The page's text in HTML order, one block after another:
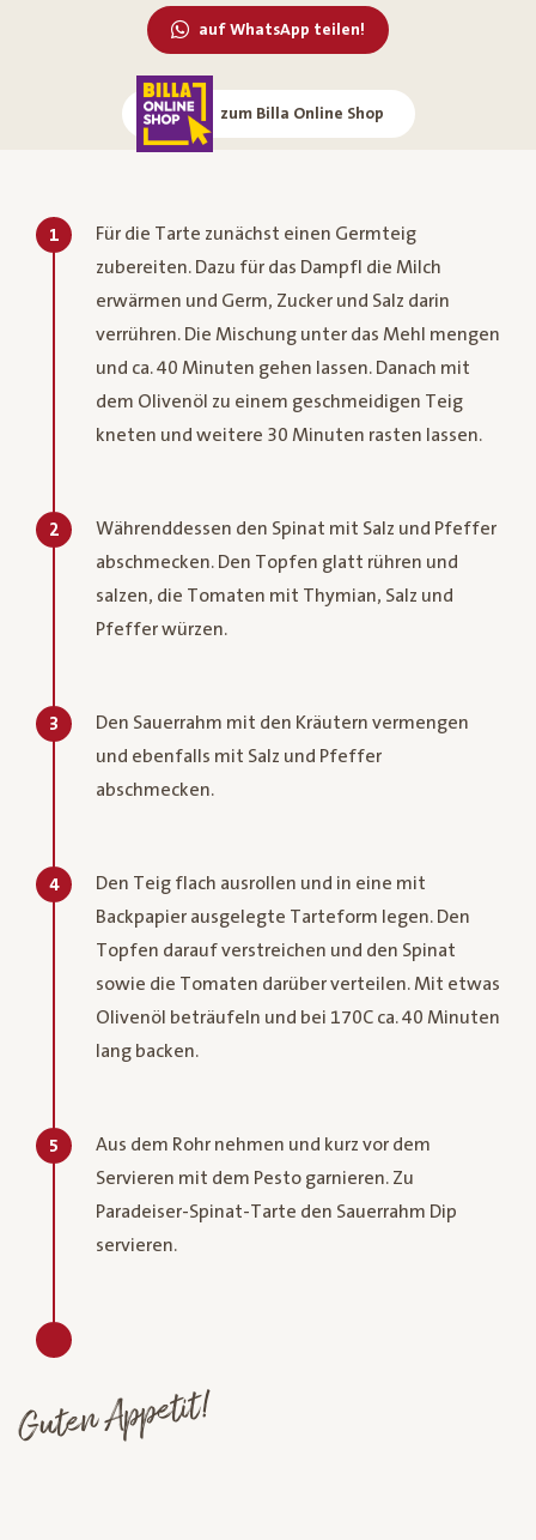
auf WhatsApp teilen!
zum Billa Online Shop
1
Für die Tarte zunächst einen Germteig
zubereiten. Dazu für das Dampfl die Milch
erwärmen und Germ, Zucker und Salz darin
verrühren. Die Mischung unter das Mehl mengen
und ca. 40 Minuten gehen lassen. Danach mit
dem Olivenöl zu einem geschmeidigen Teig
kneten und weitere 30 Minuten rasten lassen.
2
Währenddessen den Spinat mit Salz und Pfeffer
abschmecken. Den Topfen glatt rühren und
salzen, die Tomaten mit Thymian, Salz und
Pfeffer würzen.
3
Den Sauerrahm mit den Kräutern vermengen
und ebenfalls mit Salz und Pfeffer
abschmecken.
4
Den Teig flach ausrollen und in eine mit
Backpapier ausgelegte Tarteform legen. Den
Topfen darauf verstreichen und den Spinat
sowie die Tomaten darüber verteilen. Mit etwas
Olivenöl beträufeln und bei 170C ca. 40 Minuten
lang backen.
5
Aus dem Rohr nehmen und kurz vor dem
Servieren mit dem Pesto garnieren. Zu
Paradeiser-Spinat-Tarte den Sauerrahm Dip
servieren.
Guten Appetit!